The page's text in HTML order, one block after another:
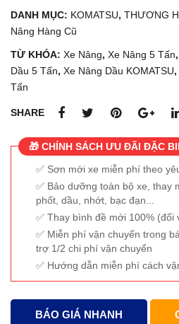
DANH MỤC: KOMATSU, THƯƠNG
Nâng Hàng Cũ
TỪ KHÓA: Xe Nâng, Xe Nâng 5 Tấn,
Dầu 5 Tấn, Xe Nâng Dầu KOMATSU,
Tấn
SHARE
🎁 CHÍNH SÁCH ƯU ĐÃI ĐẶC
Sơn mới xe miễn phí theo
Bảo dưỡng toàn bộ xe, thay
phốt, dầu, nhớt, bạc đạn...
Thay bình đề mới 100% (đối
Miễn phí vận chuyển trong
trợ 1/2 chi phí vận chuyển
Hướng dẫn miễn phí cách
BÁO GIÁ NHANH